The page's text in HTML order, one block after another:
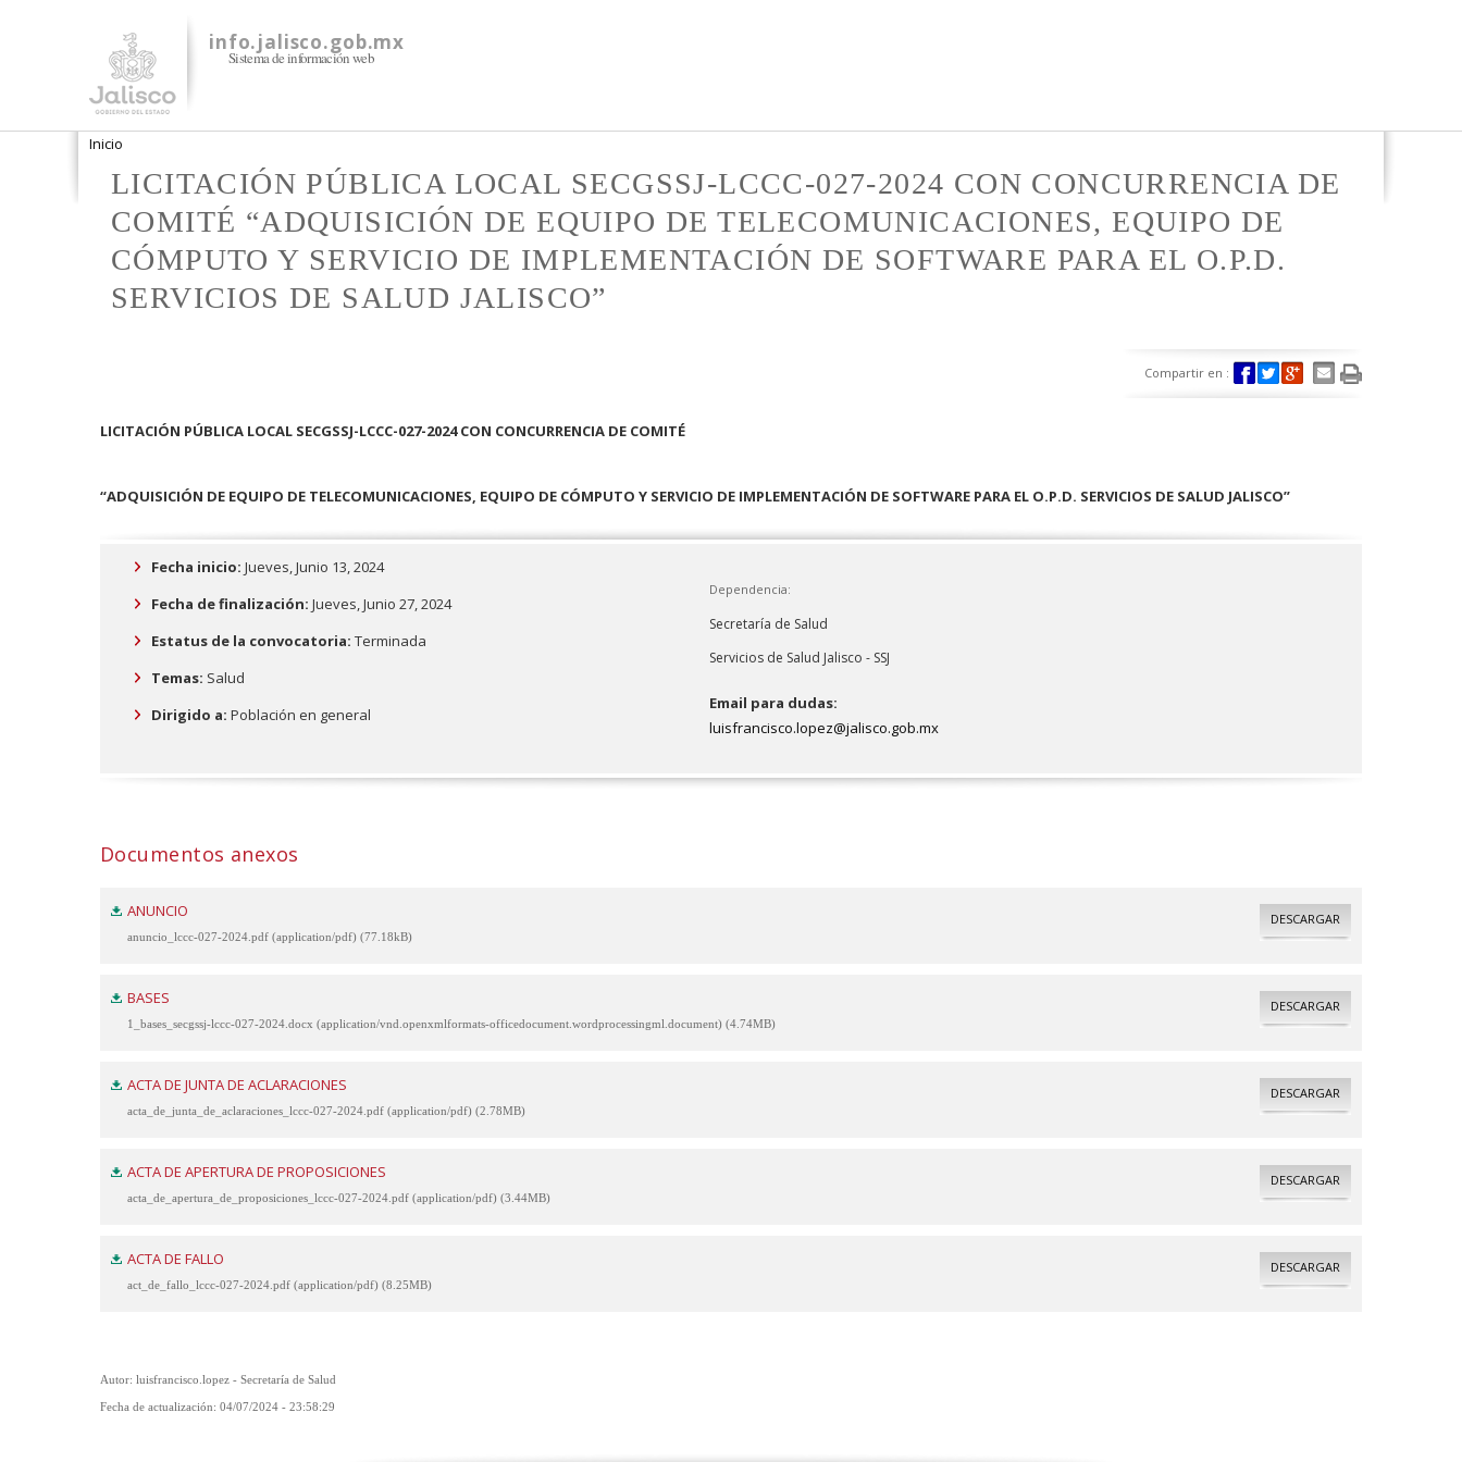
info.jalisco.gob.mx
Sistema de información web
Se encuentra usted aquí
Inicio
LICITACIÓN PÚBLICA LOCAL SECGSSJ-LCCC-027-2024 CON CONCURRENCIA DE
COMITÉ “ADQUISICIÓN DE EQUIPO DE TELECOMUNICACIONES, EQUIPO DE
CÓMPUTO Y SERVICIO DE IMPLEMENTACIÓN DE SOFTWARE PARA EL O.P.D.
SERVICIOS DE SALUD JALISCO”
Compartir en :
LICITACIÓN PÚBLICA LOCAL SECGSSJ-LCCC-027-2024 CON CONCURRENCIA DE COMITÉ
“ADQUISICIÓN DE EQUIPO DE TELECOMUNICACIONES, EQUIPO DE CÓMPUTO Y SERVICIO DE IMPLEMENTACIÓN DE SOFTWARE PARA EL O.P.D. SERVICIOS DE SALUD JALISCO”
Fecha inicio: Jueves, Junio 13, 2024
Fecha de finalización: Jueves, Junio 27, 2024
Estatus de la convocatoria: Terminada
Temas: Salud
Dirigido a: Población en general
Dependencia:
Secretaría de Salud
Servicios de Salud Jalisco - SSJ
Email para dudas:
luisfrancisco.lopez@jalisco.gob.mx
Documentos anexos
ANUNCIO
anuncio_lccc-027-2024.pdf (application/pdf) (77.18kB)
DESCARGAR
BASES
1_bases_secgssj-lccc-027-2024.docx (application/vnd.openxmlformats-officedocument.wordprocessingml.document) (4.74MB)
DESCARGAR
ACTA DE JUNTA DE ACLARACIONES
acta_de_junta_de_aclaraciones_lccc-027-2024.pdf (application/pdf) (2.78MB)
DESCARGAR
ACTA DE APERTURA DE PROPOSICIONES
acta_de_apertura_de_proposiciones_lccc-027-2024.pdf (application/pdf) (3.44MB)
DESCARGAR
ACTA DE FALLO
act_de_fallo_lccc-027-2024.pdf (application/pdf) (8.25MB)
DESCARGAR
Autor: luisfrancisco.lopez - Secretaría de Salud
Fecha de actualización: 04/07/2024 - 23:58:29